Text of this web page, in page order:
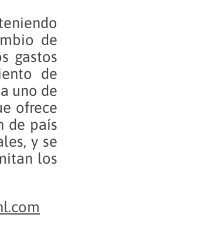
de
gastos
de
uno de
ofrece
de país
y se
los